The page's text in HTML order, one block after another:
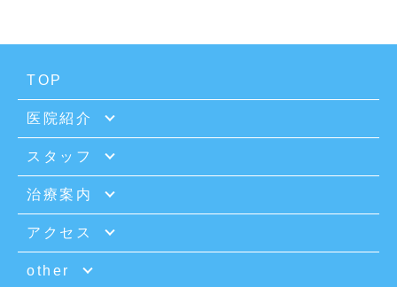
TOP
医院紹介
スタッフ
治療案内
アクセス
other